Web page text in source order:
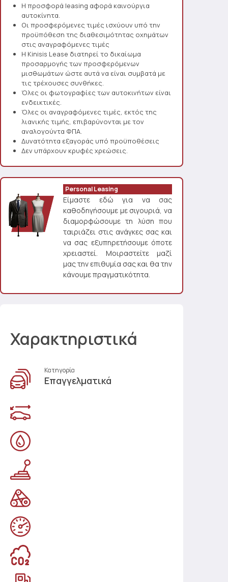
Η προσφορά leasing αφορά καινούργια
αυτοκίνητα.
Οι προσφερόμενες τιμές ισχύουν υπό την
προϋπόθεση της διαθεσιμότητας οχημάτων
στις αναγραφόμενες τιμές
Η Kinisis Lease διατηρεί το δικαίωμα
προσαρμογής των προσφερόμενων
μισθωμάτων ώστε αυτά να είναι συμβατά με
τις τρέχουσες συνθήκες.
Όλες οι φωτογραφίες των αυτοκινήτων είναι
ενδεικτικές.
Όλες οι αναγραφόμενες τιμές, εκτός της
λιανικής τιμής, επιβαρύνονται με τον
αναλογούντα ΦΠΑ.
Δυνατότητα εξαγοράς υπό προϋποθέσεις
Δεν υπάρχουν κρυφές χρεώσεις.
Personal Leasing
Είμαστε εδώ για να σας
καθοδηγήσουμε με σιγουριά, να
διαμορφώσουμε τη λύση που
ταιριάζει στις ανάγκες σας και
να σας εξυπηρετήσουμε όποτε
χρειαστεί. Μοιραστείτε μαζί
μας την επιθυμία σας και θα την
κάνουμε πραγματικότητα.
Χαρακτηριστικά
Κατηγορία
Επαγγελματικά